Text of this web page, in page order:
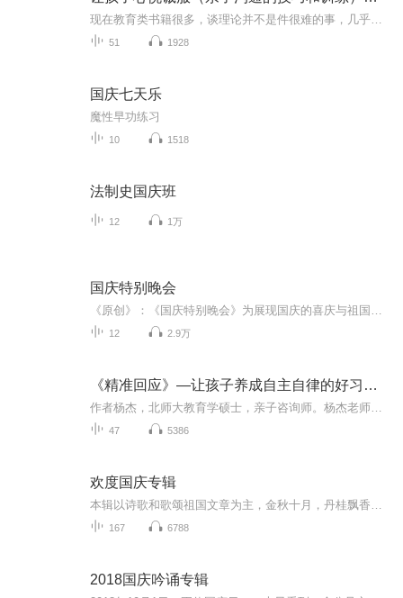
51 1928
国庆七天乐
魔性早功练习
10 1518
法制史国庆班
12 1万
国庆特别晚会
12 2.9万
《精准回应》—让孩子养成自主自律的好习惯/杨杰
47 5386
欢度国庆专辑
167 6788
2018国庆吟诵专辑